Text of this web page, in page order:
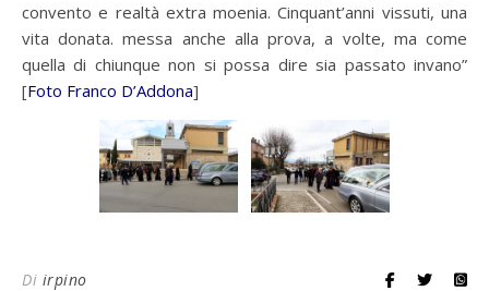
convento e realtà extra moenia. Cinquant’anni vissuti, una
vita donata. messa anche alla prova, a volte, ma come
quella di chiunque non si possa dire sia passato invano”
[Foto Franco D’Addona]
Di irpino